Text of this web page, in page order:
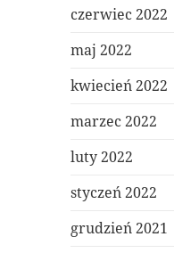
czerwiec 2022
maj 2022
kwiecień 2022
marzec 2022
luty 2022
styczeń 2022
grudzień 2021